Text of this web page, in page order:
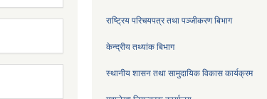
राष्ट्रिय परिचयपत्र तथा पञ्जीकरण बिभाग
केन्द्रीय तथ्यांक बिभाग
स्थानीय शासन तथा सामुदायिक विकास कार्यक्रम